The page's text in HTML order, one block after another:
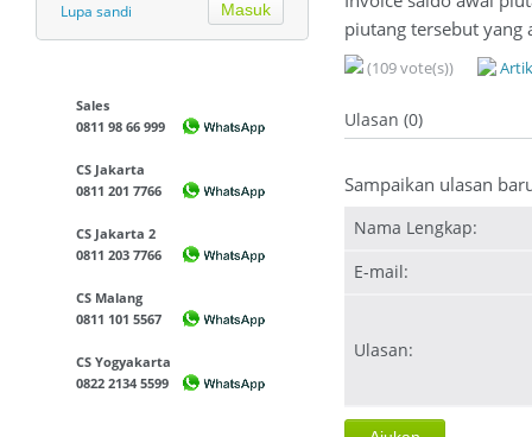
Lupa sandi
Sales
0811 98 66 999
CS Jakarta
0811 201 7766
CS Jakarta 2
0811 203 7766
CS Malang
0811 101 5567
CS Yogyakarta
0822 2134 5599
piutang tersebut yang
(109 vote(s))
Ulasan (0)
Sampaikan ulasan
Nama Lengkap:
E-mail:
Ulasan: